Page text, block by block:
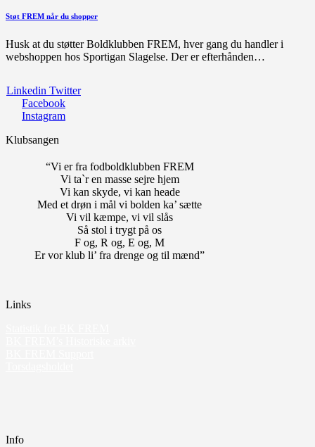
Støt FREM når du shopper
Husk at du støtter Boldklubben FREM, hver gang du handler i
webshoppen hos Sportigan Slagelse. Der er efterhånden…
Linkedin Twitter
Facebook
Instagram
Klubsangen
“Vi er fra fodboldklubben FREM
Vi ta`r en masse sejre hjem
Vi kan skyde, vi kan heade
Med et drøn i mål vi bolden ka’ sætte
Vi vil kæmpe, vi vil slås
Så stol i trygt på os
F og, R og, E og, M
Er vor klub li’ fra drenge og til mænd”
Links
Info